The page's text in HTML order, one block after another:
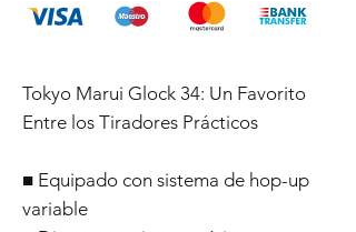
Tokyo Marui Glock 34: Un Favorito
Entre los Tiradores Prácticos
■ Equipado con sistema de hop-up
variable